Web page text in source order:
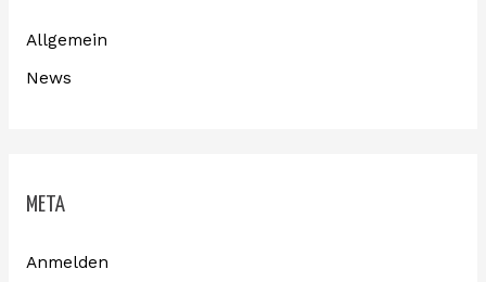
Allgemein
News
META
Anmelden